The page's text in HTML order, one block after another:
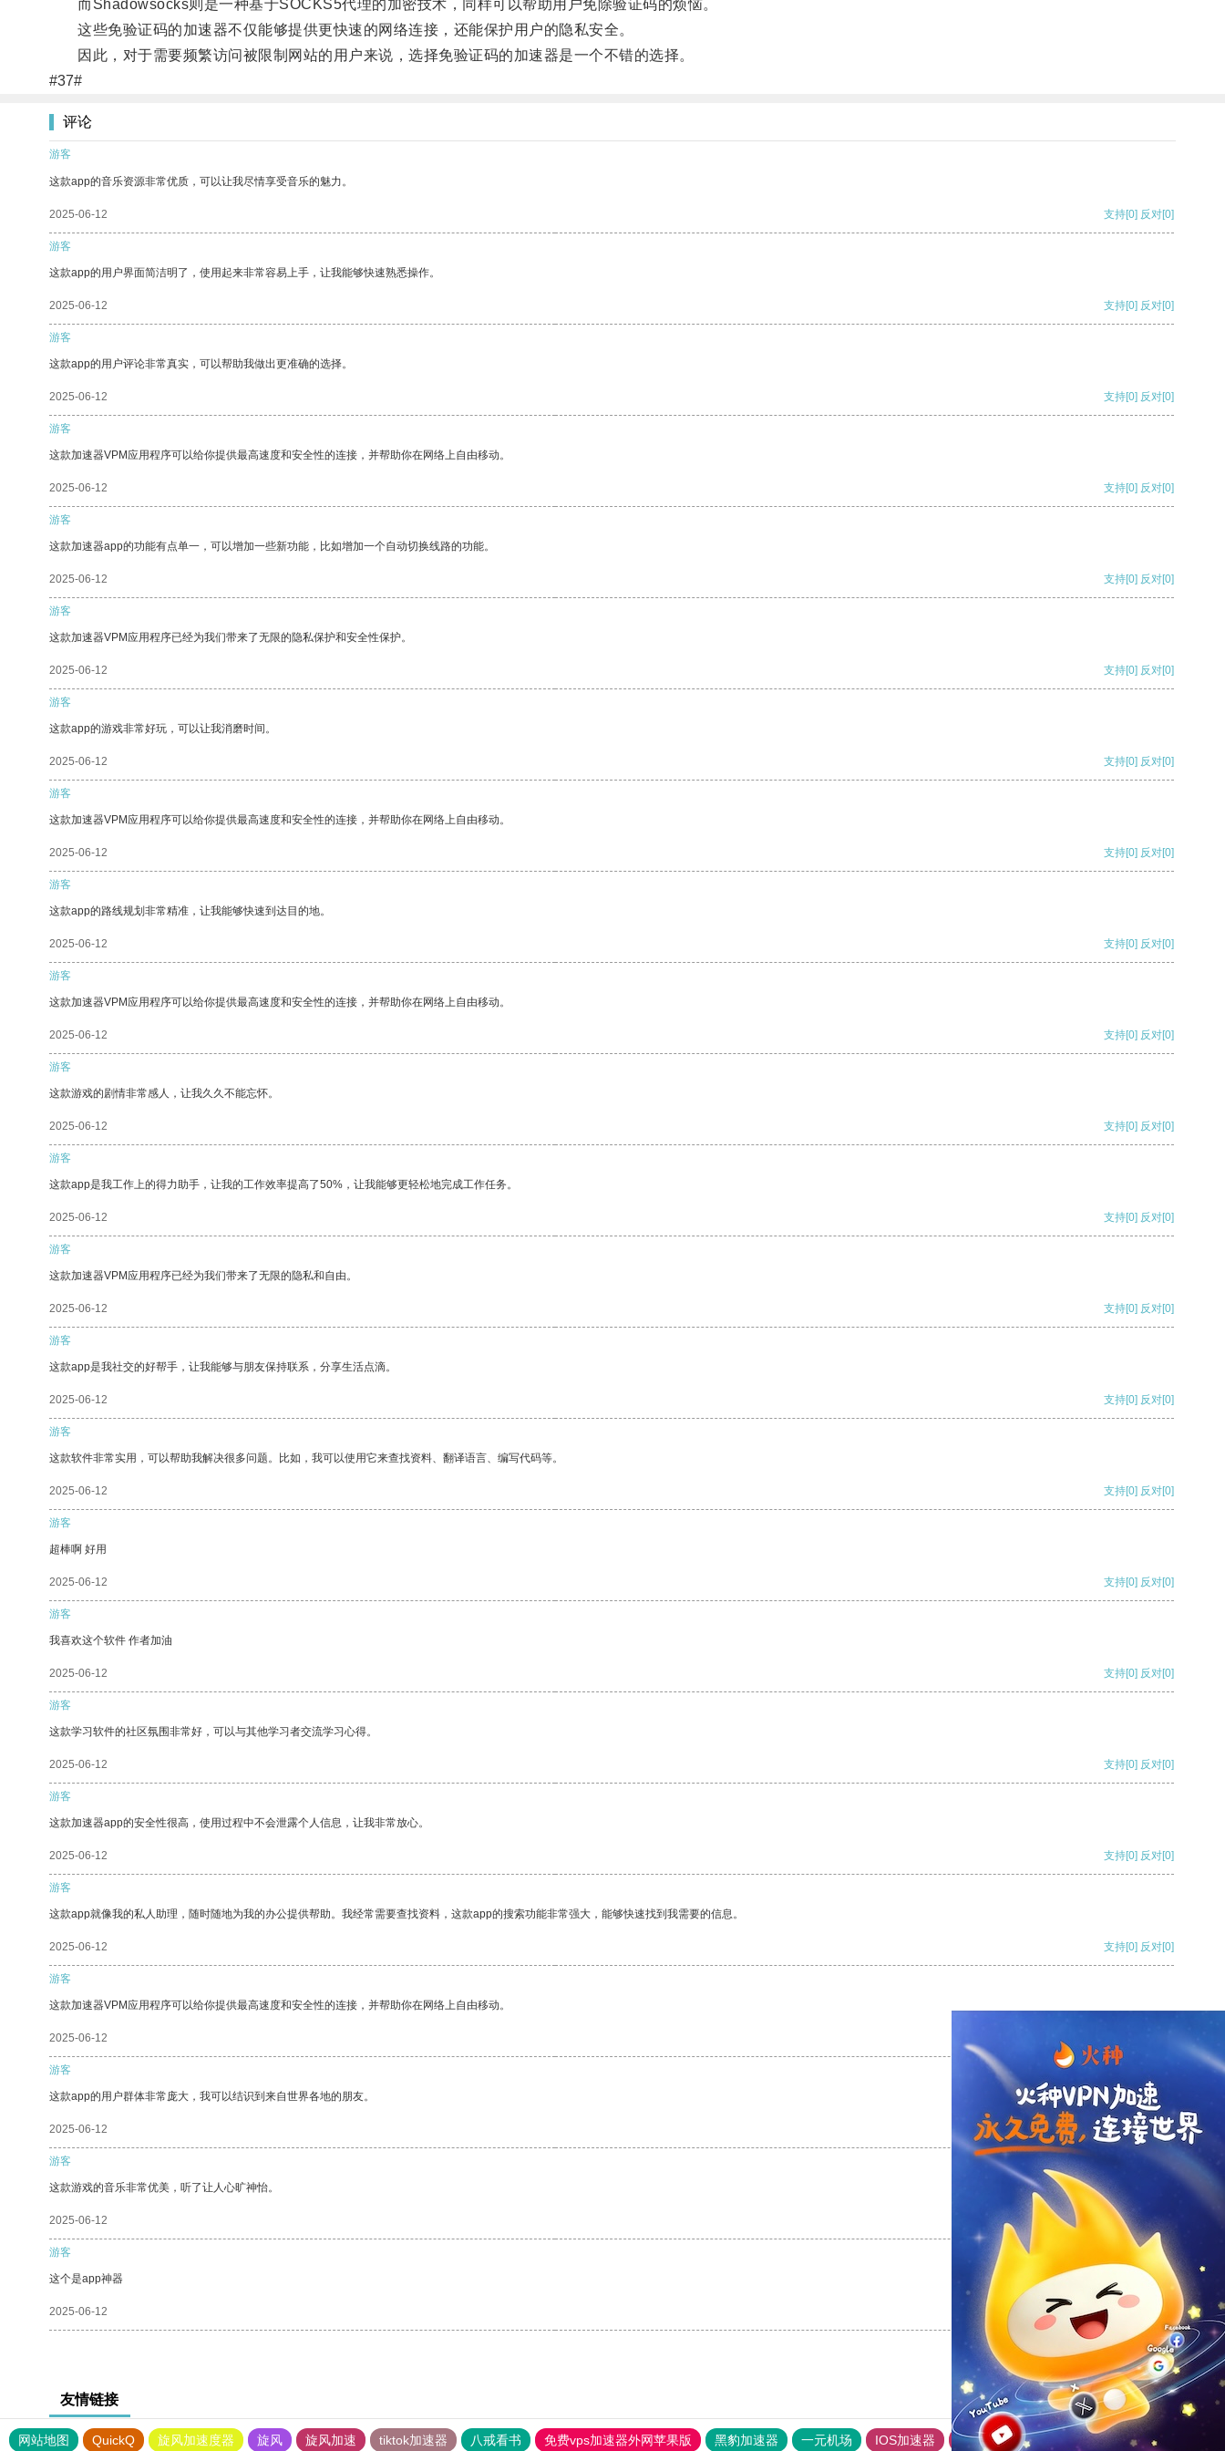
而Shadowsocks则是一种基于SOCKS5代理的加密技术，同样可以帮助用户免除验证码的烦恼。
这些免验证码的加速器不仅能够提供更快速的网络连接，还能保护用户的隐私安全。
因此，对于需要频繁访问被限制网站的用户来说，选择免验证码的加速器是一个不错的选择。
#37#
评论
游客
这款app的音乐资源非常优质，可以让我尽情享受音乐的魅力。
2025-06-12 支持[0] 反对[0]
游客
这款app的用户界面简洁明了，使用起来非常容易上手，让我能够快速熟悉操作。
2025-06-12 支持[0] 反对[0]
游客
这款app的用户评论非常真实，可以帮助我做出更准确的选择。
2025-06-12 支持[0] 反对[0]
游客
这款加速器VPM应用程序可以给你提供最高速度和安全性的连接，并帮助你在网络上自由移动。
2025-06-12 支持[0] 反对[0]
游客
这款加速器app的功能有点单一，可以增加一些新功能，比如增加一个自动切换线路的功能。
2025-06-12 支持[0] 反对[0]
游客
这款加速器VPM应用程序已经为我们带来了无限的隐私保护和安全性保护。
2025-06-12 支持[0] 反对[0]
游客
这款app的游戏非常好玩，可以让我消磨时间。
2025-06-12 支持[0] 反对[0]
游客
这款加速器VPM应用程序可以给你提供最高速度和安全性的连接，并帮助你在网络上自由移动。
2025-06-12 支持[0] 反对[0]
游客
这款app的路线规划非常精准，让我能够快速到达目的地。
2025-06-12 支持[0] 反对[0]
游客
这款加速器VPM应用程序可以给你提供最高速度和安全性的连接，并帮助你在网络上自由移动。
2025-06-12 支持[0] 反对[0]
游客
这款游戏的剧情非常感人，让我久久不能忘怀。
2025-06-12 支持[0] 反对[0]
游客
这款app是我工作上的得力助手，让我的工作效率提高了50%，让我能够更轻松地完成工作任务。
2025-06-12 支持[0] 反对[0]
游客
这款加速器VPM应用程序已经为我们带来了无限的隐私和自由。
2025-06-12 支持[0] 反对[0]
游客
这款app是我社交的好帮手，让我能够与朋友保持联系，分享生活点滴。
2025-06-12 支持[0] 反对[0]
游客
这款软件非常实用，可以帮助我解决很多问题。比如，我可以使用它来查找资料、翻译语言、编写代码等。
2025-06-12 支持[0] 反对[0]
游客
超棒啊 好用
2025-06-12 支持[0] 反对[0]
游客
我喜欢这个软件 作者加油
2025-06-12 支持[0] 反对[0]
游客
这款学习软件的社区氛围非常好，可以与其他学习者交流学习心得。
2025-06-12 支持[0] 反对[0]
游客
这款加速器app的安全性很高，使用过程中不会泄露个人信息，让我非常放心。
2025-06-12 支持[0] 反对[0]
游客
这款app就像我的私人助理，随时随地为我的办公提供帮助。我经常需要查找资料，这款app的搜索功能非常强大，能够快速找到我需要的信息。
2025-06-12 支持[0] 反对[0]
游客
这款加速器VPM应用程序可以给你提供最高速度和安全性的连接，并帮助你在网络上自由移动。
2025-06-12
游客
这款app的用户群体非常庞大，我可以结识到来自世界各地的朋友。
2025-06-12 支持 [0] 反对[0]
游客
这款游戏的音乐非常优美，听了让人心旷神怡。
2025-06-12 支持[0] 反对
游客
这个是app神器
2025-06-12 支持[0] 反对[0]
友情链接
网站地图 QuickQ 旋风加速度器 旋风 旋风加速 tiktok加速器 八戒看书 免费vps加速器外网苹果版 黑豹加速器 一元机场 IOS加速器 旋风加速度器 快连vp